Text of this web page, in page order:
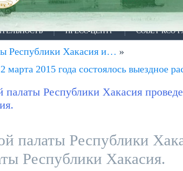
ПРЕСС-ЦЕНТР СОВЕТ КСО
Республики Хакасия и… »
марта 2015 года состоялось выездное
Республики Хакасия
палаты Республики
Республики Хакасия.